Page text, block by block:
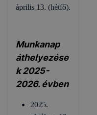
április 13. (hétfő).
Munkanap
áthelyezése
k 2025-
2026. évben
2025.